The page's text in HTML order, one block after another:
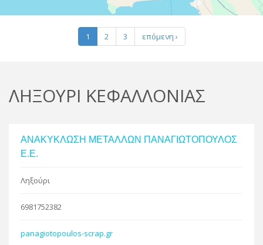
Leaflet| Map data © Google
1 2 3 επόμενη ›
ΛΗΞΟΥΡΙ ΚΕΦΑΛΛΟΝΙΑΣ
ΑΝΑΚΥΚΛΩΣΗ ΜΕΤΑΛΛΩΝ ΠΑΝΑΓΙΩΤΟΠΟΥΛΟΣ
Ε.Ε.
Ληξούρι
6981752382
panagiotopoulos-scrap.gr